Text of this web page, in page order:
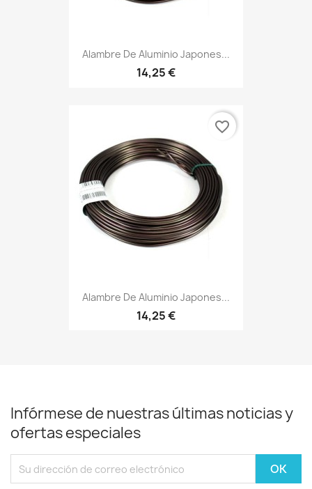
Alambre De Aluminio Japones...
14,25 €
Alambre De Aluminio Japones...
14,25 €
favorite_border
Infórmese de nuestras últimas noticias y
ofertas especiales